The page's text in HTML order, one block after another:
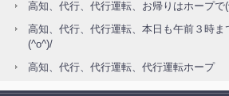
高知、代行、代行運転、お帰りはホープで
高知、代行、代行運転、本日も午前３時ま
(^o^)/
高知、代行、代行運転、代行運転ホープ